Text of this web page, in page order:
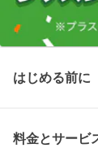
はじめる前に
料金とサービ